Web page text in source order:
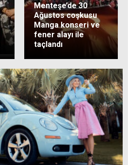
Menteşe’de 30
Ağustos coşkusu
Manga konseri ve
fener alayı ile
taçlandı